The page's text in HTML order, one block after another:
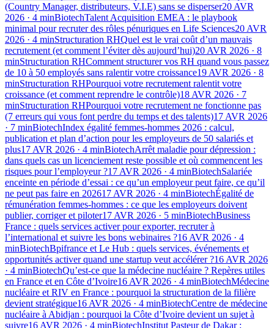
(Country Manager, distributeurs, V.I.E) sans se disperser20 AVR
2026 · 4 minBiotechTalent Acquisition EMEA : le playbook
minimal pour recruter des rôles pénuriques en Life Sciences20 AVR
2026 · 4 minStructuration RHQuel est le vrai coût d’un mauvais
recrutement (et comment l’éviter dès aujourd’hui)20 AVR 2026 · 8
minStructuration RHComment structurer vos RH quand vous passez
de 10 à 50 employés sans ralentir votre croissance19 AVR 2026 · 8
minStructuration RHPourquoi votre recrutement ralentit votre
croissance (et comment reprendre le contrôle)18 AVR 2026 · 7
minStructuration RHPourquoi votre recrutement ne fonctionne pas
(7 erreurs qui vous font perdre du temps et des talents)17 AVR 2026
· 7 minBiotechIndex égalité femmes-hommes 2026 : calcul,
publication et plan d’action pour les employeurs de 50 salariés et
plus17 AVR 2026 · 4 minBiotechArrêt maladie pour dépression :
dans quels cas un licenciement reste possible et où commencent les
risques pour l’employeur ?17 AVR 2026 · 4 minBiotechSalariée
enceinte en période d’essai : ce qu’un employeur peut faire, ce qu’il
ne peut pas faire en 202617 AVR 2026 · 4 minBiotechÉgalité de
rémunération femmes-hommes : ce que les employeurs doivent
publier, corriger et piloter17 AVR 2026 · 5 minBiotechBusiness
France : quels services activer pour exporter, recruter à
l’international et suivre les bons webinaires ?16 AVR 2026 · 4
minBiotechBpifrance et Le Hub : quels services, événements et
opportunités activer quand une startup veut accélérer ?16 AVR 2026
· 4 minBiotechQu’est-ce que la médecine nucléaire ? Repères utiles
en France et en Côte d’Ivoire16 AVR 2026 · 4 minBiotechMédecine
nucléaire et RIV en France : pourquoi la structuration de la filière
devient stratégique16 AVR 2026 · 4 minBiotechCentre de médecine
nucléaire à Abidjan : pourquoi la Côte d’Ivoire devient un sujet à
suivre16 AVR 2026 · 4 minBiotechInstitut Pasteur de Dakar :